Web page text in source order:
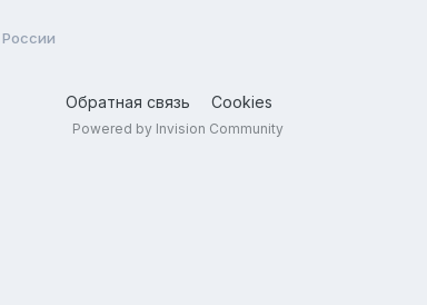
Обратная связь Cookies
Powered by Invision Community